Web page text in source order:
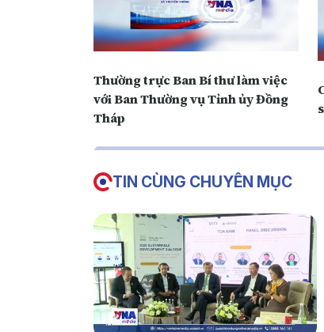
Thường trực Ban Bí thư làm việc
với Ban Thường vụ Tỉnh ủy Đồng
Tháp
TIN CÙNG CHUYÊN MỤC